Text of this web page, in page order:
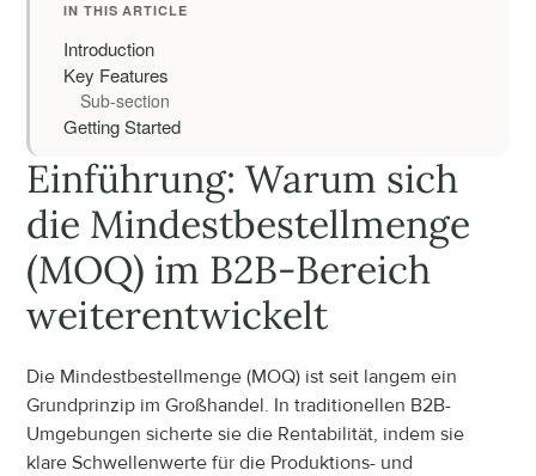
IN THIS ARTICLE
Introduction
Key Features
Sub-section
Getting Started
Einführung: Warum sich
die Mindestbestellmenge
(MOQ) im B2B-Bereich
weiterentwickelt
Die Mindestbestellmenge (MOQ) ist seit langem ein
Grundprinzip im Großhandel. In traditionellen B2B-
Umgebungen sicherte sie die Rentabilität, indem sie
klare Schwellenwerte für die Produktions- und